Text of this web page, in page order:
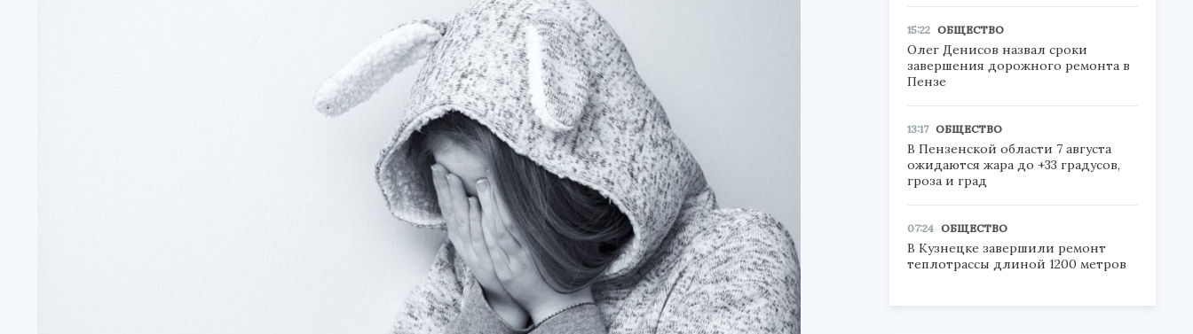
15:22 ОБЩЕСТВО
Олег Денисов назвал сроки
завершения дорожного ремонта в
Пензе
13:17 ОБЩЕСТВО
В Пензенской области 7 августа
ожидаются жара до +33 градусов,
гроза и град
07:24 ОБЩЕСТВО
В Кузнецке завершили ремонт
теплотрассы длиной 1200 метров